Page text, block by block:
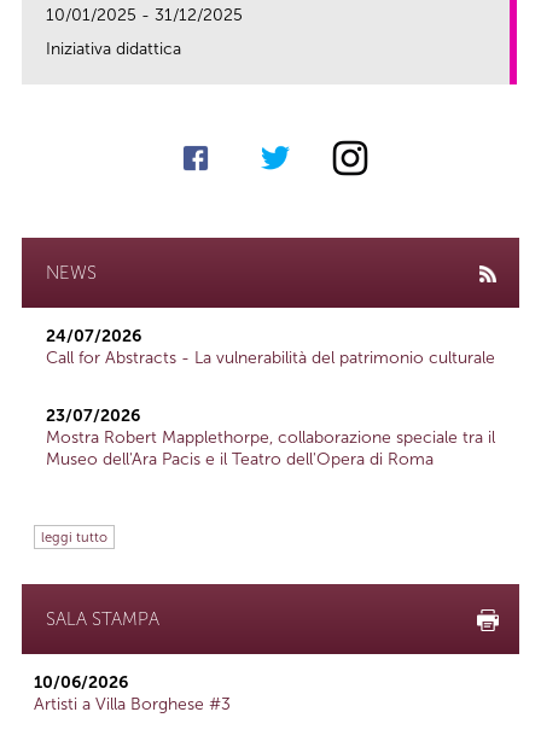
10/01/2025 - 31/12/2025
Iniziativa didattica
NEWS
24/07/2026
Call for Abstracts - La vulnerabilità del patrimonio culturale
23/07/2026
Mostra Robert Mapplethorpe, collaborazione speciale tra il
Museo dell'Ara Pacis e il Teatro dell'Opera di Roma
leggi tutto
SALA STAMPA
10/06/2026
Artisti a Villa Borghese #3